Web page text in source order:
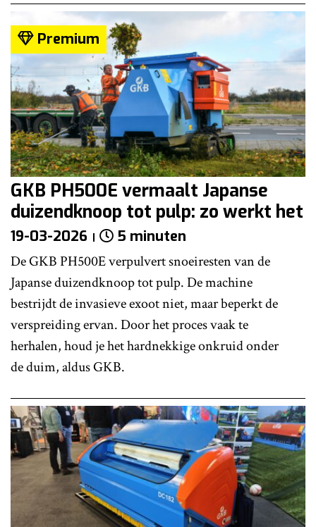
Premium
GKB PH500E vermaalt Japanse
duizendknoop tot pulp: zo werkt het
19-03-2026 5 minuten
De GKB PH500E verpulvert snoeiresten van de
Japanse duizendknoop tot pulp. De machine
bestrijdt de invasieve exoot niet, maar beperkt de
verspreiding ervan. Door het proces vaak te
herhalen, houd je het hardnekkige onkruid onder
de duim, aldus GKB.